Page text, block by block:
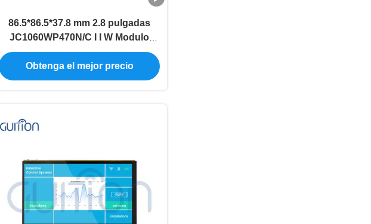
86.5*86.5*37.8 mm 2.8 pulgadas
JC1060WP470N/C I I W Modulo
tamaño de la placa de pared ESP32
P4
Obtenga el mejor precio